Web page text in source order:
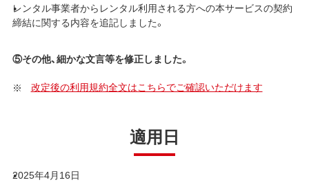
レンタル事業者からレンタル利用される方への本サービスの契約
締結に関する内容を追記しました。
⑤その他、細かな文言等を修正しました。
改定後の利用規約全文はこちらでご確認いただけます
適用日
2025年4月16日